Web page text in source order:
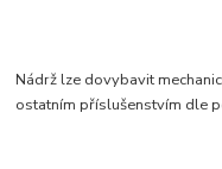
Nádrž lze dovybavit
ostatním příslušenstvím dle